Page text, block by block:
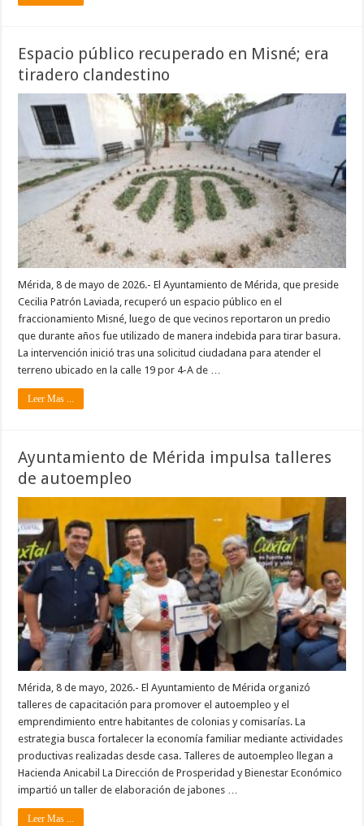
Espacio público recuperado en Misné; era
tiradero clandestino
Mérida, 8 de mayo de 2026.- El Ayuntamiento de Mérida, que preside
Cecilia Patrón Laviada, recuperó un espacio público en el
fraccionamiento Misné, luego de que vecinos reportaron un predio
que durante años fue utilizado de manera indebida para tirar basura.
La intervención inició tras una solicitud ciudadana para atender el
terreno ubicado en la calle 19 por 4-A de …
Leer Mas ...
Ayuntamiento de Mérida impulsa talleres
de autoempleo
Mérida, 8 de mayo, 2026.- El Ayuntamiento de Mérida organizó
talleres de capacitación para promover el autoempleo y el
emprendimiento entre habitantes de colonias y comisarías. La
estrategia busca fortalecer la economía familiar mediante actividades
productivas realizadas desde casa. Talleres de autoempleo llegan a
Hacienda Anicabil La Dirección de Prosperidad y Bienestar Económico
impartió un taller de elaboración de jabones …
Leer Mas ...